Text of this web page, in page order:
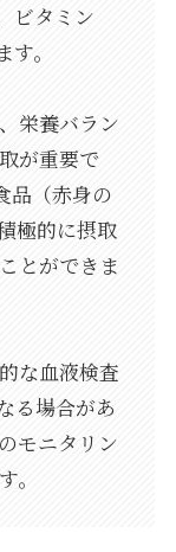
ビタミン
。
栄養バラン
が重要で
品（赤身の
極的に摂取
とができま
な血液検査
る場合があ
モニタリン
。